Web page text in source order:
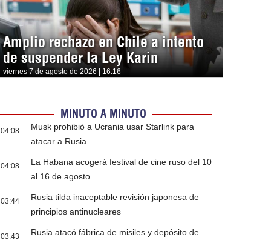
Amplio rechazo en Chile a intento
de suspender la Ley Karin
viernes 7 de agosto de 2026 | 16:16
MINUTO A MINUTO
04:08
Musk prohibió a Ucrania usar Starlink para
atacar a Rusia
04:08
La Habana acogerá festival de cine ruso del 10
al 16 de agosto
03:44
Rusia tilda inaceptable revisión japonesa de
principios antinucleares
03:43
Rusia atacó fábrica de misiles y depósito de